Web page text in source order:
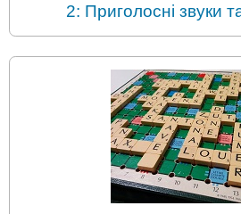
2: Приголосні звуки